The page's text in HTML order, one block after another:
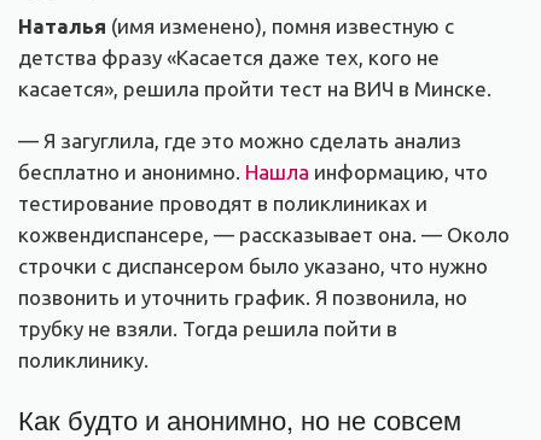
Наталья (имя изменено), помня известную с
детства фразу «Касается даже тех, кого не
касается», решила пройти тест на ВИЧ в Минске.
— Я загуглила, где это можно сделать анализ
бесплатно и анонимно. Нашла информацию, что
тестирование проводят в поликлиниках и
кожвендиспансере, — рассказывает она. — Около
строчки с диспансером было указано, что нужно
позвонить и уточнить график. Я позвонила, но
трубку не взяли. Тогда решила пойти в
поликлинику.
Как будто и анонимно, но не совсем